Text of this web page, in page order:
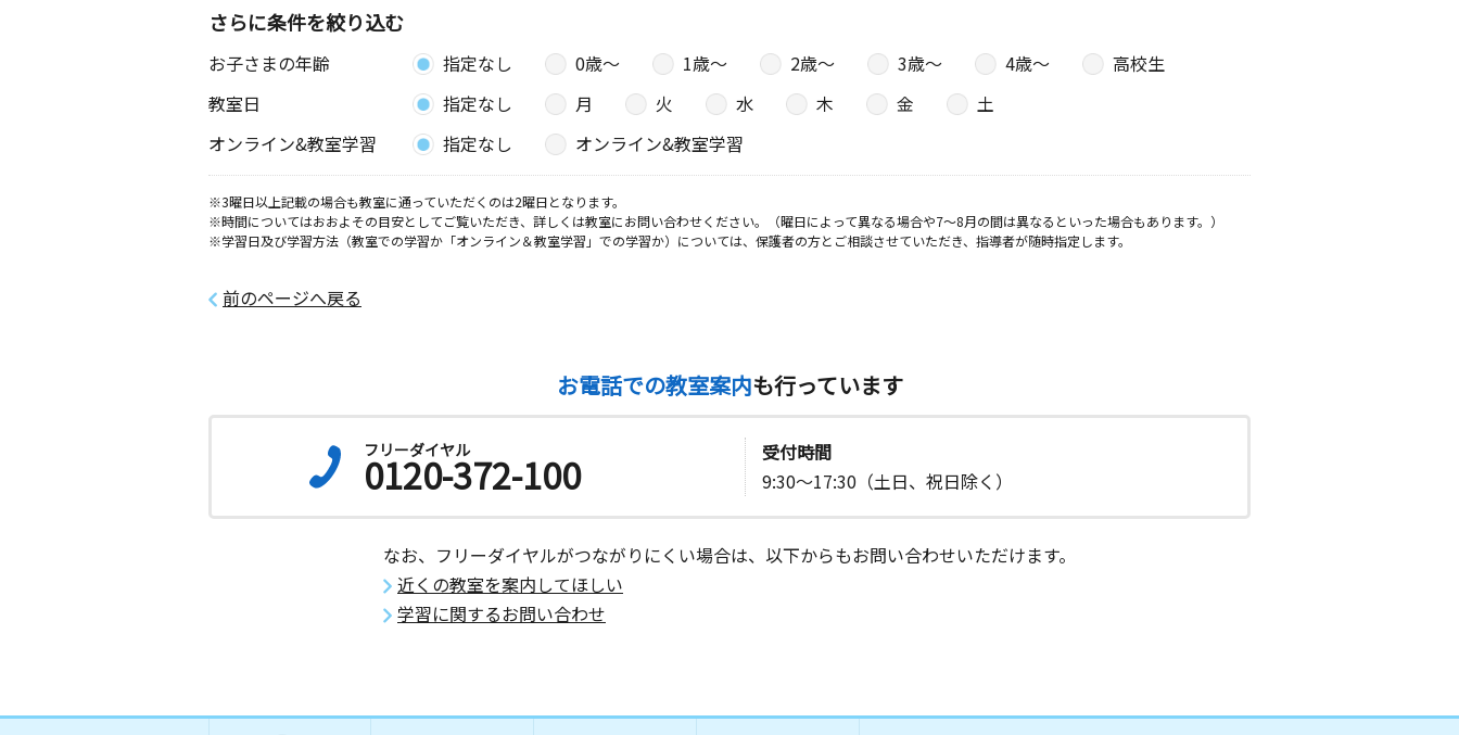
さらに条件を絞り込む
お子さまの年齢 指定なし 0歳〜 1歳〜 2歳〜 3歳〜 4歳〜
高校生
教室日
指定なし 月 火 水 木 金
土
オンライン&教室学習
指定なし オンライン&教室学習
※3曜日以上記載の場合も教室に通っていただくのは2曜日となります。
※時間についてはおおよその目安としてご覧いただき、詳しくは教室にお問い合わせください。（曜日によって異なる場合や7～8月の間は異なるといった場合もあります。）
※学習日及び学習方法（教室での学習か「オンライン＆教室学習」での学習か）については、保護者の方とご相談させていただき、指導者が随時指定します。
前のページへ戻る
お電話での教室案内も行っています
フリーダイヤル
0120-372-100
受付時間
9:30～17:30（土日、祝日除く）
なお、フリーダイヤルがつながりにくい場合は、以下からもお問い合わせいただけます。
近くの教室を案内してほしい
学習に関するお問い合わせ